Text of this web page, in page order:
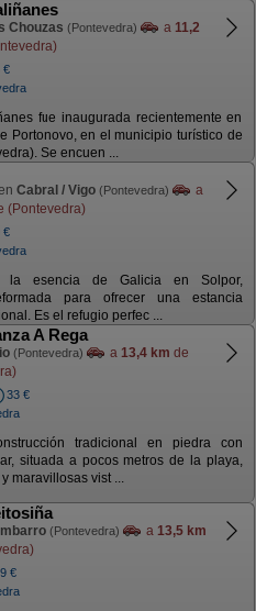
Chouzas (Pontevedra) a 11,2
€
fue inaugurada recientemente en
Portonovo, en el municipio turístico de
Se encuen ...
Cabral / Vigo (Pontevedra)
a
(Pontevedra)
€
la esencia de Galicia en Solpor,
para ofrecer una estancia
Es el refugio perfec ...
A Rega
(Pontevedra) a 13,4 km de
33 €
tradicional en piedra con
situada a pocos metros de la playa,
maravillosas vist ...
(Pontevedra) a 13,5 km
€